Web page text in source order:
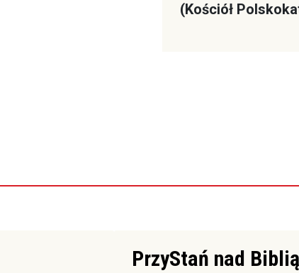
(Kościół
PrzyStań nad